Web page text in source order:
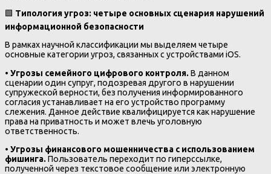
🟩 Типология угроз: четыре основных сценария нарушений
информационной безопасности
В рамках научной классификации мы выделяем четыре
основные категории угроз, связанных с устройствами iOS.
• Угрозы семейного цифрового контроля.В данном
сценарии один супруг, подозревая другого в нарушении
супружеской верности, без получения информированного
согласия устанавливает на его устройство программу
слежения. Данное действие квалифицируется как нарушение
права на приватность и может влечь уголовную
ответственность.
• Угрозы финансового мошенничества с использованием
фишинга.Пользователь переходит по гиперссылке,
полученной через текстовое сообщение или электронную